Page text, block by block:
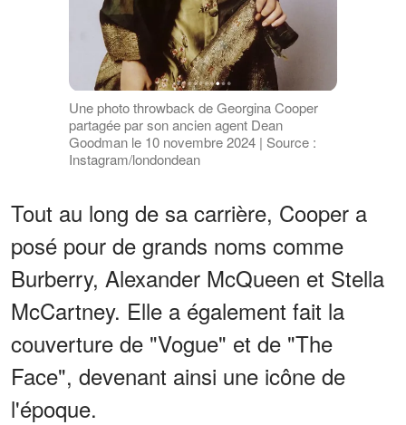
Une photo throwback de Georgina Cooper
partagée par son ancien agent Dean
Goodman le 10 novembre 2024 | Source :
Instagram/londondean
Tout au long de sa carrière, Cooper a
posé pour de grands noms comme
Burberry, Alexander McQueen et Stella
McCartney. Elle a également fait la
couverture de "Vogue" et de "The
Face", devenant ainsi une icône de
l'époque.